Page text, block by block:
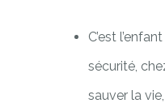
C’est
sécurité,
sauver la